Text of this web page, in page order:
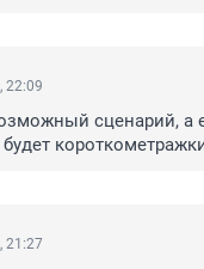
22:09
сценарий, а
21:27